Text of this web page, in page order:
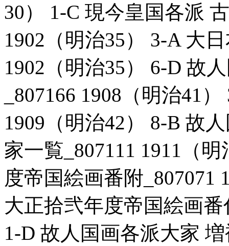
30） 1-C 現今皇国各派
1902（明治35） 3-A 大
1902（明治35） 6-D 故
_807166 1908（明治41
1909（明治42） 8-B 故
家一覧_807111 1911（
度帝国絵画番附_807071
大正拾弐年度帝国絵画番
1-D 故人国画各派大家